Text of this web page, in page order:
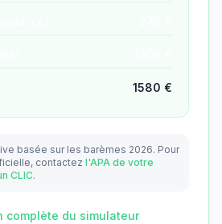
1580 €
basée sur les barèmes 2026. Pour
contactez l'APA de votre
CLIC.
complète du simulateur